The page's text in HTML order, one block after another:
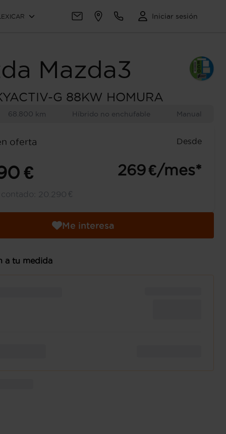
Iniciar sesión
Mazda3
G 88KW HOMURA
68.800 km Híbrido no enchufable Manual
oferta
Desde
€ 269 €/mes*
20.290 €
Me interesa
a tu medida